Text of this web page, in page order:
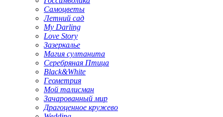
Самоцветы
Летний сад
My Darling
Love Story
Зазеркалье
Магия султанита
Серебряная Птица
Black&White
Геометрия
Мой талисман
Зачарованный мир
Драгоценное кружево